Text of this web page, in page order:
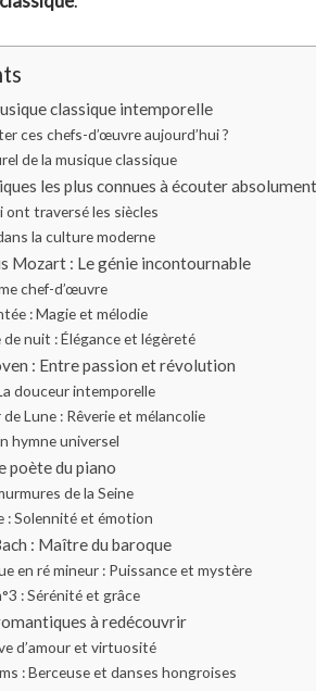
classique intemporelle
ces chefs-d’œuvre aujourd’hui ?
de la musique classique
les plus connues à écouter absolument
traversé les siècles
la culture moderne
Mozart : Le génie incontournable
chef-d’œuvre
: Magie et mélodie
nuit : Élégance et légèreté
: Entre passion et révolution
douceur intemporelle
Lune : Rêverie et mélancolie
hymne universel
poète du piano
de la Seine
: Solennité et émotion
: Maître du baroque
en ré mineur : Puissance et mystère
: Sérénité et grâce
à redécouvrir
d’amour et virtuosité
: Berceuse et danses hongroises